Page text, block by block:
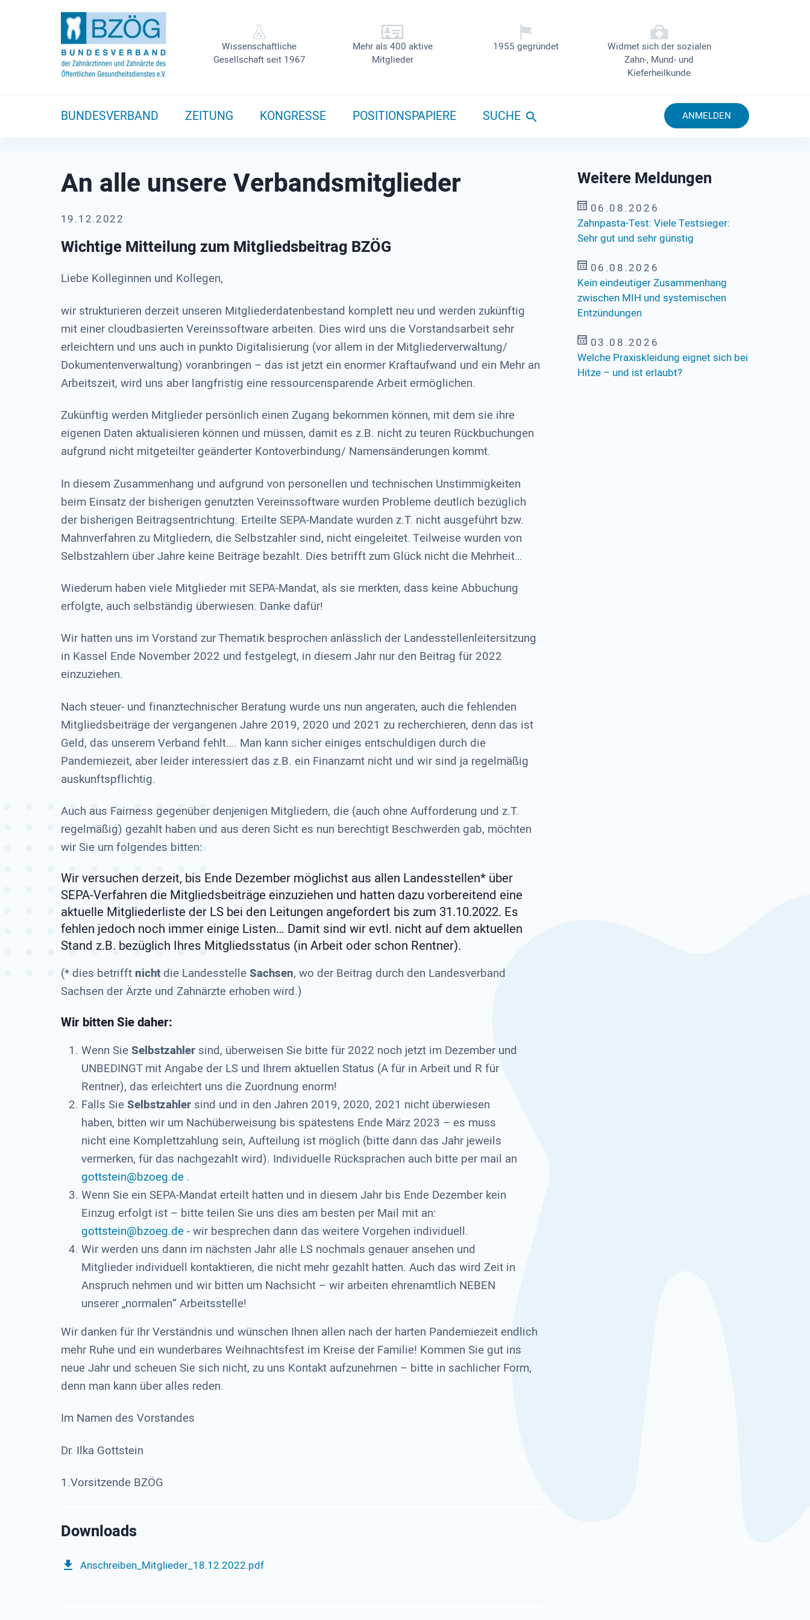
Wissenschaftliche
Gesellschaft seit 1967
Mehr als 400 aktive
Mitglieder
1955 gegründet
Widmet sich der sozialen
Zahn-, Mund- und
Kieferheilkunde
BUNDESVERBAND ZEITUNG KONGRESSE POSITIONSPAPIERE SUCHE ANMELDEN
An alle unsere Verbands­mit­glieder
19.12.2022
Wichtige Mitteilung zum Mitgliedsbeitrag BZÖG
Liebe Kolleginnen und Kollegen,
wir strukturieren derzeit unseren Mitgliederdatenbestand komplett neu und werden zukünftig
mit einer cloudbasierten Vereinssoftware arbeiten. Dies wird uns die Vorstandsarbeit sehr
erleichtern und uns auch in punkto Digitalisierung (vor allem in der Mitgliederverwaltung/
Dokumentenverwaltung) voranbringen – das ist jetzt ein enormer Kraftaufwand und ein Mehr an
Arbeitszeit, wird uns aber langfristig eine ressourcensparende Arbeit ermöglichen.
Zukünftig werden Mitglieder persönlich einen Zugang bekommen können, mit dem sie ihre
eigenen Daten aktualisieren können und müssen, damit es z.B. nicht zu teuren Rückbuchungen
aufgrund nicht mitgeteilter geänderter Kontoverbindung/ Namensänderungen kommt.
In diesem Zusammenhang und aufgrund von personellen und technischen Unstimmigkeiten
beim Einsatz der bisherigen genutzten Vereinssoftware wurden Probleme deutlich bezüglich
der bisherigen Beitragsentrichtung. Erteilte SEPA-Mandate wurden z.T. nicht ausgeführt bzw.
Mahnverfahren zu Mitgliedern, die Selbstzahler sind, nicht eingeleitet. Teilweise wurden von
Selbstzahlern über Jahre keine Beiträge bezahlt. Dies betrifft zum Glück nicht die Mehrheit…
Wiederum haben viele Mitglieder mit SEPA-Mandat, als sie merkten, dass keine Abbuchung
erfolgte, auch selbständig überwiesen. Danke dafür!
Wir hatten uns im Vorstand zur Thematik besprochen anlässlich der Landesstellenleitersitzung
in Kassel Ende November 2022 und festgelegt, in diesem Jahr nur den Beitrag für 2022
einzuziehen.
Nach steuer- und finanztechnischer Beratung wurde uns nun angeraten, auch die fehlenden
Mitgliedsbeiträge der vergangenen Jahre 2019, 2020 und 2021 zu recherchieren, denn das ist
Geld, das unserem Verband fehlt…. Man kann sicher einiges entschuldigen durch die
Pandemiezeit, aber leider interessiert das z.B. ein Finanzamt nicht und wir sind ja regelmäßig
auskunftspflichtig.
Auch aus Fairness gegenüber denjenigen Mitgliedern, die (auch ohne Aufforderung und z.T.
regelmäßig) gezahlt haben und aus deren Sicht es nun berechtigt Beschwerden gab, möchten
wir Sie um folgendes bitten:
Wir versuchen derzeit, bis Ende Dezember möglichst aus allen Landesstellen* über
SEPA-Verfahren die Mitgliedsbeiträge einzuziehen und hatten dazu vorbereitend eine
aktuelle Mitgliederliste der LS bei den Leitungen angefordert bis zum 31.10.2022. Es
fehlen jedoch noch immer einige Listen… Damit sind wir evtl. nicht auf dem aktuellen
Stand z.B. bezüglich Ihres Mitgliedsstatus (in Arbeit oder schon Rentner).
(* dies betrifftnichtdie LandesstelleSachsen, wo der Beitrag durch den Landesverband
Sachsen der Ärzte und Zahnärzte erhoben wird.)
Wir bitten Sie daher:
Wenn SieSelbstzahlersind, überweisen Sie bitte für 2022 noch jetzt im Dezember und
UNBEDINGT mit Angabe der LS und Ihrem aktuellen Status (A für in Arbeit und R für
Rentner), das erleichtert uns die Zuordnung enorm!
Falls SieSelbstzahlersind und in den Jahren 2019, 2020, 2021 nicht überwiesen
haben, bitten wir um Nachüberweisung bis spätestens Ende März 2023 – es muss
nicht eine Komplettzahlung sein, Aufteilung ist möglich (bitte dann das Jahr jeweils
vermerken, für das nachgezahlt wird). Individuelle Rücksprachen auch bitte per mail an
gottstein@bzoeg.de.
Wenn Sie ein SEPA-Mandat erteilt hatten und in diesem Jahr bis Ende Dezember kein
Einzug erfolgt ist – bitte teilen Sie uns dies am besten per Mail mit an:
gottstein@bzoeg.de- wir besprechen dann das weitere Vorgehen individuell.
Wir werden uns dann im nächsten Jahr alle LS nochmals genauer ansehen und
Mitglieder individuell kontaktieren, die nicht mehr gezahlt hatten. Auch das wird Zeit in
Anspruch nehmen und wir bitten um Nachsicht – wir arbeiten ehrenamtlich NEBEN
unserer „normalen“ Arbeitsstelle!
Wir danken für Ihr Verständnis und wünschen Ihnen allen nach der harten Pandemiezeit endlich
mehr Ruhe und ein wunderbares Weihnachtsfest im Kreise der Familie! Kommen Sie gut ins
neue Jahr und scheuen Sie sich nicht, zu uns Kontakt aufzunehmen – bitte in sachlicher Form,
denn man kann über alles reden.
Im Namen des Vorstandes
Dr. Ilka Gottstein
1.Vorsitzende BZÖG
Anschreiben_Mitglieder_18.12.2022.pdf
Weitere Meldungen
06.08.2026
Zahnpasta-Test: Viele Testsieger:
Sehr gut und sehr günstig
06.08.2026
Kein eindeutiger Zusammenhang
zwischen MIH und systemischen
Entzündungen
03.08.2026
Welche Praxiskleidung eignet sich bei
Hitze – und ist erlaubt?